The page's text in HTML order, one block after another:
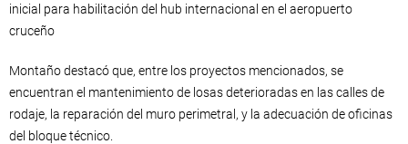
inicial para habilitación del hub internacional en el aeropuerto
cruceño
Montaño destacó que, entre los proyectos mencionados, se
encuentran el mantenimiento de losas deterioradas en las calles de
rodaje, la reparación del muro perimetral, y la adecuación de oficinas
del bloque técnico.